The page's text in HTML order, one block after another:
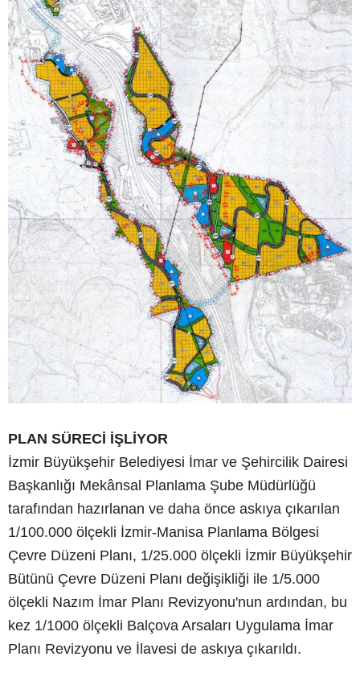
PLAN SÜRECİ İŞLİYOR
İzmir Büyükşehir Belediyesi İmar ve Şehircilik Dairesi
Başkanlığı Mekânsal Planlama Şube Müdürlüğü
tarafından hazırlanan ve daha önce askıya çıkarılan
1/100.000 ölçekli İzmir-Manisa Planlama Bölgesi
Çevre Düzeni Planı, 1/25.000 ölçekli İzmir Büyükşehir
Bütünü Çevre Düzeni Planı değişikliği ile 1/5.000
ölçekli Nazım İmar Planı Revizyonu'nun ardından, bu
kez 1/1000 ölçekli Balçova Arsaları Uygulama İmar
Planı Revizyonu ve İlavesi de askıya çıkarıldı.